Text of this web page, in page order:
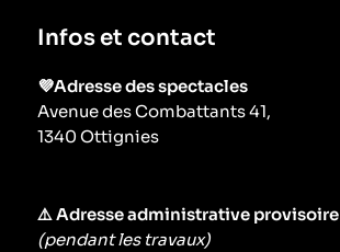
Infos et contact
💜Adresse des spectacles
Avenue des Combattants 41,
1340 Ottignies
⚠️ Adresse administrative provisoire
(pendant les travaux)